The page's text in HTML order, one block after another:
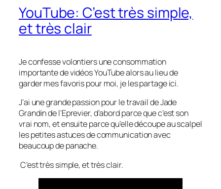
YouTube: C’est très simple,
et très clair
Je confesse volontiers une consommation
importante de vidéos YouTube alors au lieu de
garder mes favoris pour moi, je les partage ici.
J’ai une grande passion pour le travail de Jade
Grandin de l’Eprevier, d’abord parce que c’est son
vrai nom, et ensuite parce qu’elle découpe au scalpel
les petites astuces de communication avec
beaucoup de panache.
C’est très simple, et très clair.